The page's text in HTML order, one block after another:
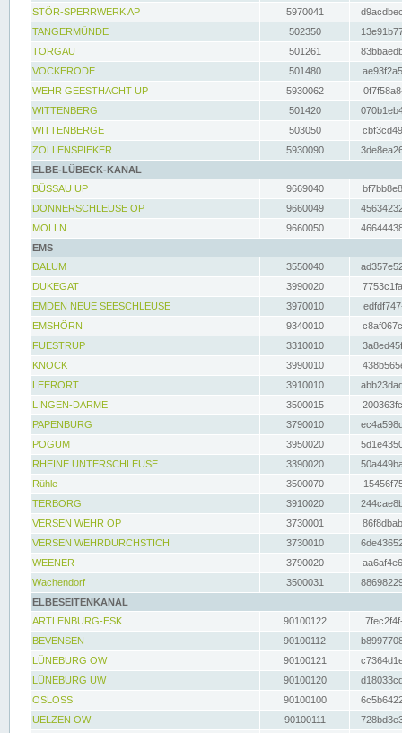
STÖR-SPERRWERK AP 5970041
TANGERMÜNDE
502350
TORGAU
501261
VOCKERODE
501480
WEHR GEESTHACHT UP
5930062
WITTENBERG
501420
WITTENBERGE
503050
ZOLLENSPIEKER
5930090
ELBE-LÜBECK-KANAL
BÜSSAU UP
9669040
DONNERSCHLEUSE OP
9660049
MÖLLN
9660050
EMS
DALUM
3550040
DUKEGAT
3990020
EMDEN NEUE SEESCHLEUSE
3970010
EMSHÖRN
9340010
FUESTRUP
3310010
KNOCK
3990010
LEERORT
3910010
LINGEN-DARME
3500015
PAPENBURG
3790010
POGUM
3950020
RHEINE UNTERSCHLEUSE
3390020
Rühle
3500070
TERBORG
3910020
VERSEN WEHR OP
3730001
VERSEN WEHRDURCHSTICH
3730010
WEENER
3790020
Wachendorf
3500031
ELBESEITENKANAL
ARTLENBURG-ESK
90100122
BEVENSEN
90100112
LÜNEBURG OW
90100121
LÜNEBURG UW
90100120
OSLOSS
90100100
UELZEN OW
90100111